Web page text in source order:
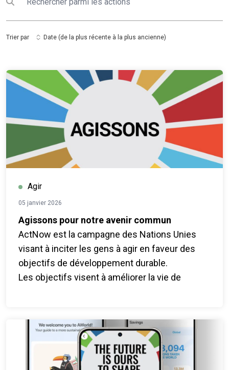
Trier par Date (de la plus récente à la plus ancienne)
Agir
05 janvier 2026
Agissons pour notre avenir commun
ActNow est la campagne des Nations Unies
visant à inciter les gens à agir en faveur des
objectifs de développement durable.
Les objectifs visent à améliorer la vie de
qualité. Ces problèmes concernent tout le
monde. Les progrès sont toutefois trop lents. Il
est urgent d'agir pour accélérer les
changements qui permettront d'améliorer la